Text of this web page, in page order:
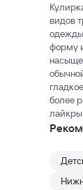
видов
форму
более
лайкры